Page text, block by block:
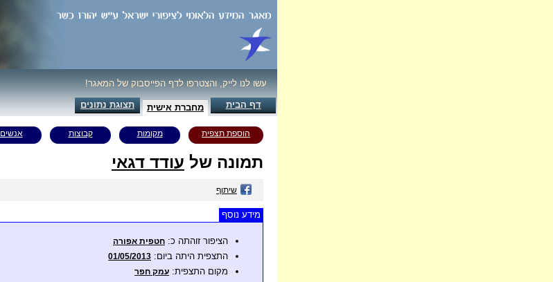
עשו לנו לייק, והצטרפו לדף הפייסבוק של המאגר!
דף הבית מחברת אישית תצוגת נתונים
הוספת תצפית מקומות קבוצות אנשים
תמונה של עודד דגאי
שיתוף
מידע נוסף
הציפור זוהתה כ: חטפית אפורה
התצפית היתה ביום: 01/05/2013
מקום התצפית: עמק חפר